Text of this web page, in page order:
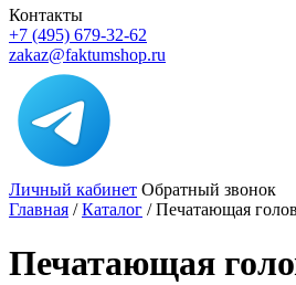
Контакты
+7 (495) 679-32-62
zakaz@faktumshop.ru
Личный кабинет Обратный звонок
Главная /Каталог /Печатающая
Печатающая